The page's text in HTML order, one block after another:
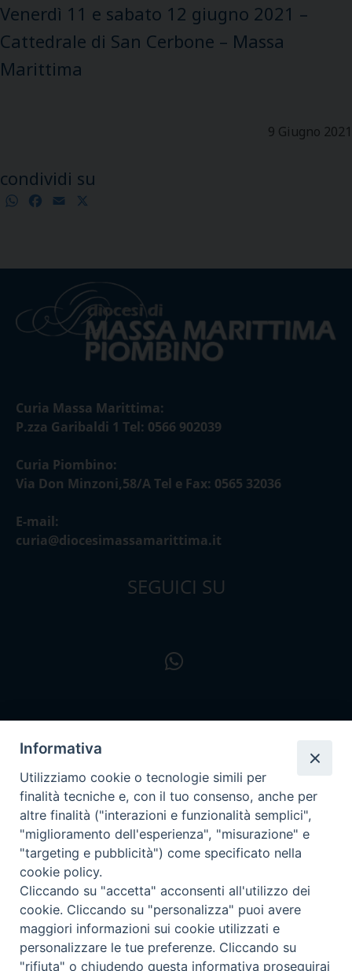
Venerdì 11 e sabato 12 giugno 2021 –
Cattedrale di San Cerbone – Massa
Marittima
9 Giugno 2021
condividi su
WhatsApp
Facebook
Email
Curia Massa Marittima:
P.zza Garibaldi 1 Tel: 0566 902039
Curia Piombino:
Via Don Minzoni,58/A Tel e Fax: 0565 32036
E-mail:
curia@diocesimassamarittima.it
SEGUICI SU
Privacy policy - trasparenza
Informativa
Utilizziamo cookie o tecnologie simili per
finalità tecniche e, con il tuo consenso, anche per
altre finalità ("interazioni e funzionalità semplici",
"miglioramento dell'esperienza", "misurazione" e
"targeting e pubblicità") come specificato nella
cookie policy.
Cliccando su "accetta" acconsenti all'utilizzo dei
cookie. Cliccando su "personalizza" puoi avere
maggiori informazioni sui cookie utilizzati e
personalizzare le tue preferenze. Cliccando su
"rifiuta" o chiudendo questa informativa proseguirai